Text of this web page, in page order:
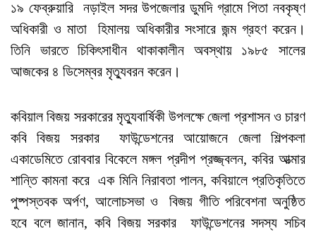
১৯ ফেব্রুয়ারি নড়াইল সদর উপজেলার ডুমদি গ্রামে পিতা নবকৃষ্ণ
অধিকারী ও মাতা হিমালয় অধিকারীর সংসারে জন্ম গ্রহণ করেন।
তিনি ভারতে চিকিৎসাধীন থাকাকালীন অবস্থায় ১৯৮৫ সালের
আজকের ৪ ডিসেম্বর মৃত্যুবরন করেন।
কবিয়াল বিজয় সরকারের মৃত্যুবার্ষিকী উপলক্ষে জেলা প্রশাসন ও চারণ
কবি বিজয় সরকার ফাউন্ডেশনের আয়োজনে জেলা শিল্পকলা
একাডেমিতে রোববার বিকেলে মঙ্গল প্রদীপ প্রজ্জ্বলন, কবির আত্মার
শান্তি কামনা করে এক মিনি নিরাবতা পালন, কবিয়ালে প্রতিকৃতিতে
পুষ্পস্তবক অর্পণ, আলোচসভা ও বিজয় গীতি পরিবেশনা অনুষ্ঠিত
হবে বলে জানান, কবি বিজয় সরকার ফাউন্ডেশনের সদস্য সচিব